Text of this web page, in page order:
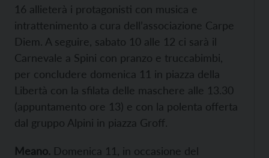
16 allieterà i protagonisti con musica e
intrattenimento a cura dell’associazione Carpe
Diem. A seguire, sabato 10 alle 12 ci sarà il
Carnevale a Spini con pranzo e truccabimbi,
per concludere domenica 11 in piazza della
Libertà con la sfilata delle maschere alle 13.30
(appuntamento ore 13) e con la polenta offerta
dal gruppo Alpini in piazza Groff.
Meano. Domenica 11, in occasione del